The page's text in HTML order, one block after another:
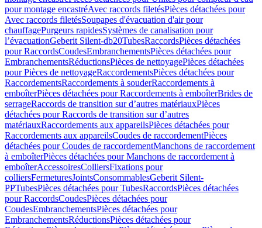
pour montage encastréAvec raccords filetésPièces détachées pour
Avec raccords filetésSoupapes d'évacuation d'air pour
chauffagePurgeurs rapidesSystèmes de canalisation pour
l’évacuationGeberit Silent-db20TubesRaccordsPièces détachées
pour RaccordsCoudesEmbranchementsPièces détachées pour
EmbranchementsRéductionsPièces de nettoyagePièces détachées
pour Pièces de nettoyageRaccordementsPièces détachées pour
RaccordementsRaccordements à souderRaccordements à
emboîterPièces détachées pour Raccordements à emboîterBrides de
serrageRaccords de transition sur d’autres matériauxPièces
détachées pour Raccords de transition sur d’autres
matériauxRaccordements aux appareilsPièces détachées pour
Raccordements aux appareilsCoudes de raccordementPièces
détachées pour Coudes de raccordementManchons de raccordement
à emboîterPièces détachées pour Manchons de raccordement à
emboîterAccessoiresColliersFixations pour
colliersFermeturesJointsConsommablesGeberit Silent-
PPTubesPièces détachées pour TubesRaccordsPièces détachées
pour RaccordsCoudesPièces détachées pour
CoudesEmbranchementsPièces détachées pour
EmbranchementsRéductionsPièces détachées pour